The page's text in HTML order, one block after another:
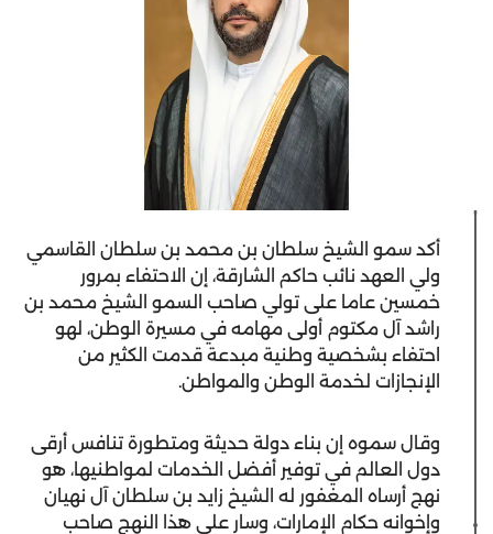
أكد سمو الشيخ سلطان بن محمد بن سلطان القاسمي
ولي العهد نائب حاكم الشارقة، إن الاحتفاء بمرور
خمسين عاما على تولي صاحب السمو الشيخ محمد بن
راشد آل مكتوم أولى مهامه في مسيرة الوطن، لهو
احتفاء بشخصية وطنية مبدعة قدمت الكثير من
الإنجازات لخدمة الوطن والمواطن.
وقال سموه إن بناء دولة حديثة ومتطورة تنافس أرقى
دول العالم في توفير أفضل الخدمات لمواطنيها، هو
نهج أرساه المغفور له الشيخ زايد بن سلطان آل نهيان
وإخوانه حكام الإمارات، وسار على هذا النهج صاحب